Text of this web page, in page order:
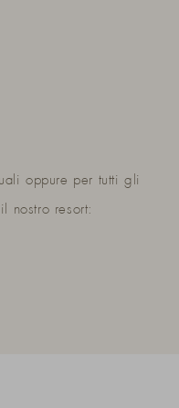
oppure per tutti gli
nostro resort: